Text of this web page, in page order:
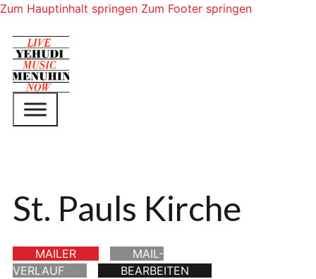
Zum Hauptinhalt springen Zum Footer springen
St. Pauls Kirche
MAILER
MAIL-
VERLAUF
BEARBEITEN